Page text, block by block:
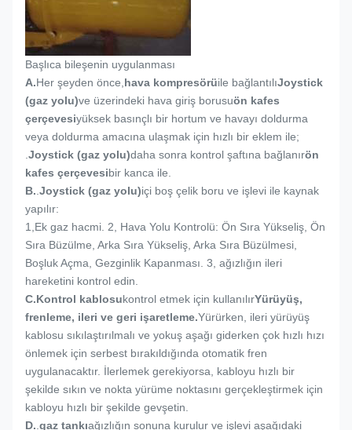
Başlıca bileşenin uygulanması
A.Her şeyden önce, hava kompresörüile bağlantılıJoystick
(gaz yolu)ve üzerindeki hava giriş borusuön kafes
çerçevesiyüksek basınçlı bir hortum ve havayı doldurma
veya doldurma amacına ulaşmak için hızlı bir eklem ile;
Joystick (gaz yolu)daha sonra kontrol şaftına bağlanırön
kafes çerçevesibir kanca ile.
B. Joystick (gaz yolu)içi boş çelik boru ve işlevi ile kaynak
yapılır:
1, Ek gaz hacmi. 2, Hava Yolu Kontrolü: Ön Sıra Yükseliş, Ön
Sıra Büzülme, Arka Sıra Yükseliş, Arka Sıra Büzülmesi,
Boşluk Açma, Gezginlik Kapanması. 3, ağızlığın ileri
hareketini kontrol edin.
C.Kontrol kablosukontrol etmek için kullanılırYürüyüş,
frenleme, ileri ve geri işaretleme.Yürürken, ileri yürüyüş
kablosu sıkılaştırılmalı ve yokuş aşağı giderken çok hızlı hızı
önlemek için serbest bırakıldığında otomatik fren
uygulanacaktır. İlerlemek gerekiyorsa, kabloyu hızlı bir
şekilde sıkın ve nokta yürüme noktasını gerçekleştirmek için
kabloyu hızlı bir şekilde gevşetin.
D. gaz tankıağızlığın sonuna kurulur ve işlevi aşağıdaki